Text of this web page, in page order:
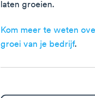
laten groeien.
Kom meer te weten
groei van je bedrijf.